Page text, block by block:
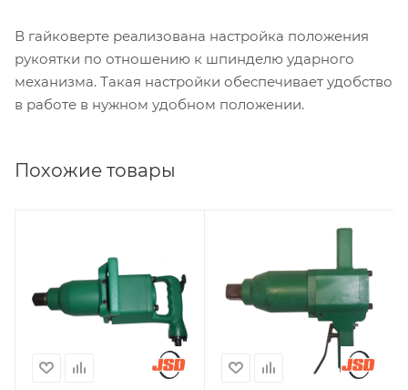
В гайковерте реализована настройка положения
рукоятки по отношению к шпинделю ударного
механизма. Такая настройки обеспечивает удобство
в работе в нужном удобном положении.
Похожие товары
Количество ступеней
момента (затяжка/
реверс)
Момент затяжки max,
Количество ступеней
момента (затяжка/
реверс)
Момент затяжки max,